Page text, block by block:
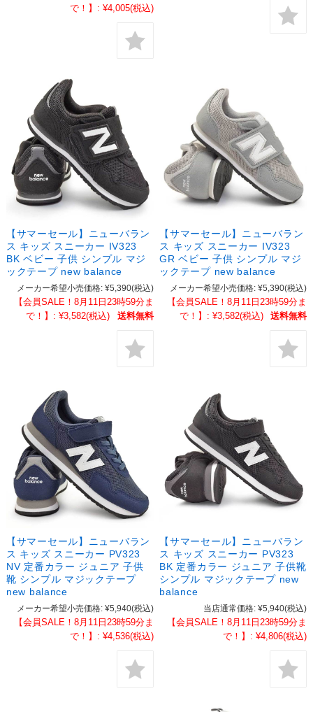
で！】: ¥4,005(税込)
【サマーセール】ニューバラン
ス キッズ スニーカー IV323
BK ベビー 子供 シンプル マジ
ックテープ new balance
メーカー希望小売価格: ¥5,390(税込)
【会員SALE！8月11日23時59分ま
で！】: ¥3,582(税込) 送料無料
【サマーセール】ニューバラン
ス キッズ スニーカー IV323
GR ベビー 子供 シンプル マジ
ックテープ new balance
メーカー希望小売価格: ¥5,390(税込)
【会員SALE！8月11日23時59分ま
で！】: ¥3,582(税込) 送料無料
【サマーセール】ニューバラン
ス キッズ スニーカー PV323
NV 定番カラー ジュニア 子供
靴 シンプル マジックテープ
new balance
メーカー希望小売価格: ¥5,940(税込)
【会員SALE！8月11日23時59分ま
で！】: ¥4,536(税込)
【サマーセール】ニューバラン
ス キッズ スニーカー PV323
BK 定番カラー ジュニア 子供靴
シンプル マジックテープ new
balance
当店通常価格: ¥5,940(税込)
【会員SALE！8月11日23時59分ま
で！】: ¥4,806(税込)